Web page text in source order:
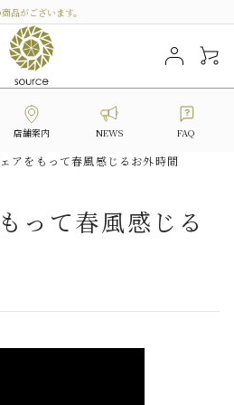
品がございます。
店舗案内 NEWS FAQ
アをもって春風感じるお外時間
って春風感じる